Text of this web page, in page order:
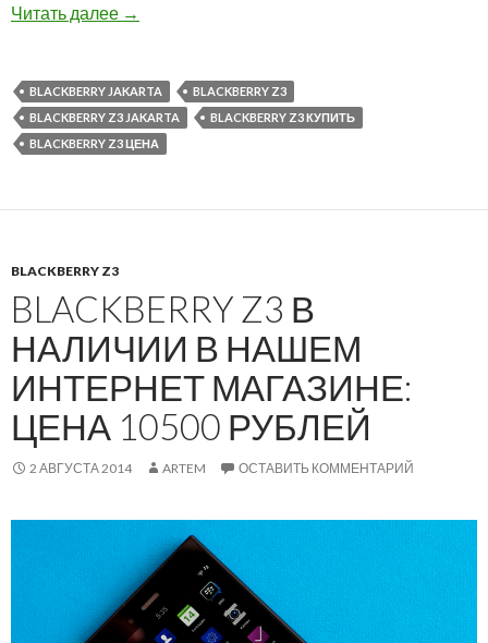
Читать далее Начались продажи BlackBerry Z3 в
→
BLACKBERRY JAKARTA
BLACKBERRY Z3
BLACKBERRY Z3 JAKARTA
BLACKBERRY Z3 КУПИТЬ
BLACKBERRY Z3 ЦЕНА
BLACKBERRY Z3
BLACKBERRY Z3 В
НАЛИЧИИ В НАШЕМ
ИНТЕРНЕТ МАГАЗИНЕ:
ЦЕНА 10500 РУБЛЕЙ
2 АВГУСТА 2014 ARTEM ОСТАВИТЬ КОММЕНТАРИЙ